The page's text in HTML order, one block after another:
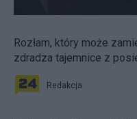
Rozłam, który może
zdradza tajemnice z
Redakcja